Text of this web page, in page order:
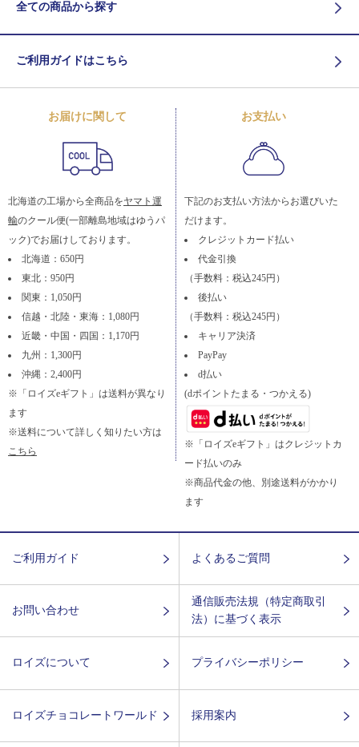
全ての商品から探す
ご利用ガイドはこちら
お届けに関して
北海道の工場から全商品をヤマト運
輸のクール便(一部離島地域はゆうパ
ック)でお届けしております。
北海道：650円
東北：950円
関東：1,050円
信越・北陸・東海：1,080円
近畿・中国・四国：1,170円
九州：1,300円
沖縄：2,400円
※「ロイズeギフト」は送料が異なり
ます
※送料について詳しく知りたい方は
こちら
お支払い
下記のお支払い方法からお選びいた
だけます。
クレジットカード払い
代金引換
（手数料：税込245円）
後払い
（手数料：税込245円）
キャリア決済
PayPay
d払い
(dポイントたまる・つかえる)
※「ロイズeギフト」はクレジットカ
ード払いのみ
※商品代金の他、別途送料がかかり
ます
ご利用ガイド よくあるご質問
お問い合わせ
通信販売法規（特定商取引
法）に基づく表示
ロイズについて プライバシーポリシー
ロイズチョコレートワールド 採用案内